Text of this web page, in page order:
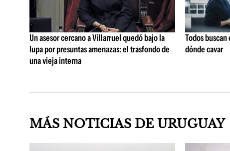
Un asesor cercano a Villarruel quedó bajo la
lupa por presuntas amenazas: el trasfondo de
una vieja interna
Todos
dónde cavar
MÁS NOTICIAS DE URUGUAY